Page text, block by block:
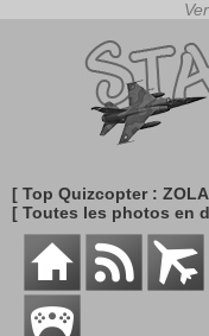
[ Top Quizcopter :
[ Toutes les photos en